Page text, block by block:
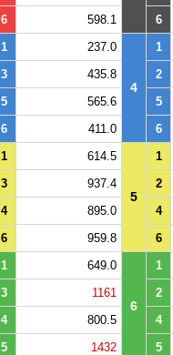
6 598.1 6
1 237.0
4
1
3 435.8
2
5 565.6
5
6 411.0 6
1 614.5
5
1
3 937.4
2
4 895.0
4
6 959.8 6
1 649.0
6
1
3 1161
2
4 800.5
4
5 1432 5